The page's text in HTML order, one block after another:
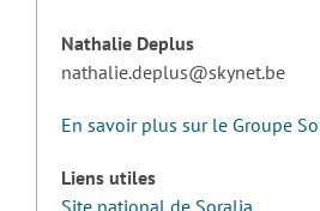
Nathalie Deplus
nathalie.deplus@skynet.be
En savoir plus sur le Groupe
Liens utiles